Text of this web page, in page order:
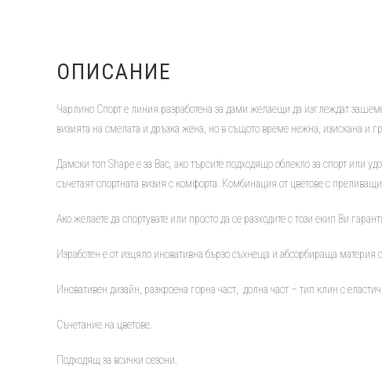
ОПИСАНИЕ
Чарлино Спорт е линия разработена за дами желаещи да изглеждат
визията на смелата и дръзка жена, но в същото време нежна, изискана и
Дамски топ Shape е за Вас, ако търсите подходящо облекло за спорт или
съчетаят спортната визия с комфорта. Комбинация от цветове с
Ако желаете да спортувате или просто да се разходите с този екип Ви
Изработен е от изцяло иновативна бързо съхнеща и абсорбираща
Иновативен дизайн, разкроена горна част, долна част – тип клин с
Съчетание на цветове.
Подходящ за всички сезони.